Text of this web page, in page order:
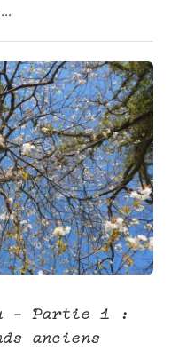
– Partie 1 :
anciens